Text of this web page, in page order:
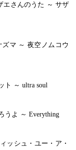
エさんのうた ～ サザ
マ ～ 夜空ノムコウ
ト ～ ultra soul
うよ ～ Everything
ッシュ・ユー・ア・